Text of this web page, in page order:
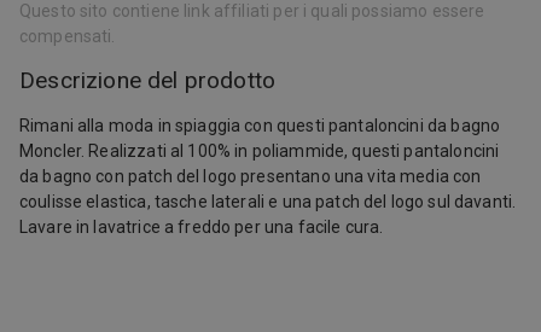
Questo sito contiene link affiliati per i quali possiamo essere
compensati.
Descrizione del prodotto
Rimani alla moda in spiaggia con questi pantaloncini da bagno
Moncler. Realizzati al 100% in poliammide, questi pantaloncini
da bagno con patch del logo presentano una vita media con
coulisse elastica, tasche laterali e una patch del logo sul davanti.
Lavare in lavatrice a freddo per una facile cura.